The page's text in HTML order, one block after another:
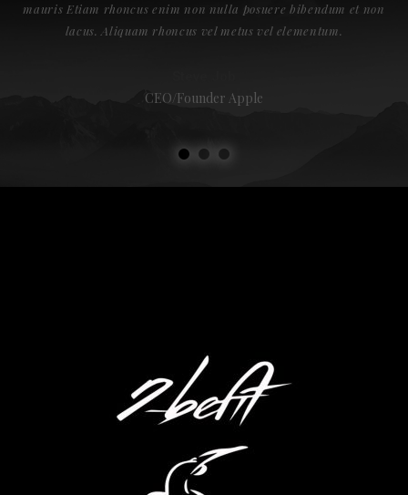
mauris Etiam rhoncus enim non nulla posuere bibendum et non
lacus. Aliquam rhoncus vel metus vel elementum.
CEO/Founder Apple